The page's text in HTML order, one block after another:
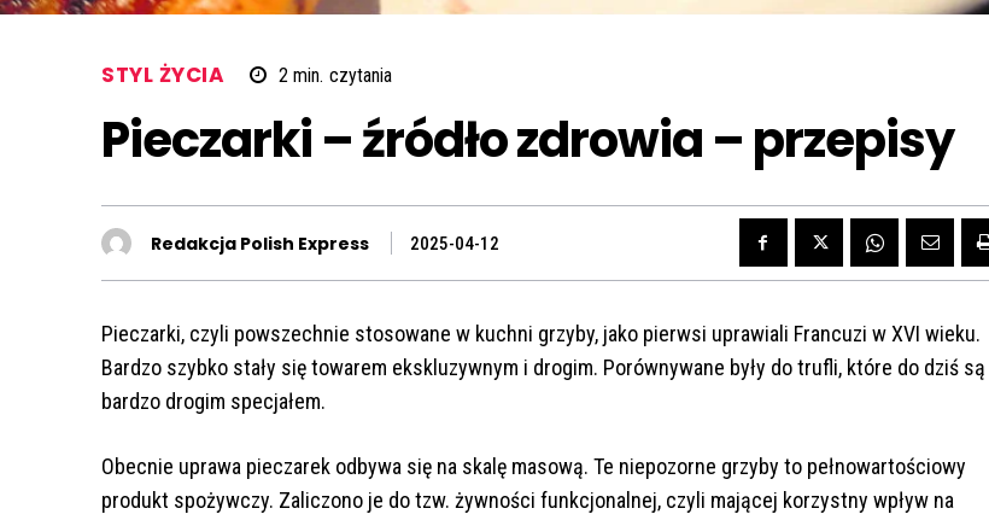
STYL ŻYCIA 2 min. czytania
Pieczarki – źródło zdrowia – przepisy
Redakcja Polish Express 2025-04-12
Pieczarki, czyli powszechnie stosowane w kuchni grzyby, jako pierwsi uprawiali Francuzi w XVI wieku.
Bardzo szybko stały się towarem ekskluzywnym i drogim. Porównywane były do trufli, które do dziś są
bardzo drogim specjałem.
Obecnie uprawa pieczarek odbywa się na skalę masową. Te niepozorne grzyby to pełnowartościowy
produkt spożywczy. Zaliczono je do tzw. żywności funkcjonalnej, czyli mającej korzystny wpływ na